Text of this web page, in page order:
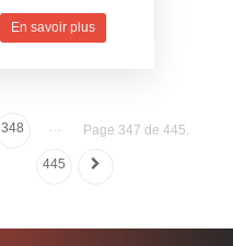
En savoir plus
Page 347 de 445.
348 …
445